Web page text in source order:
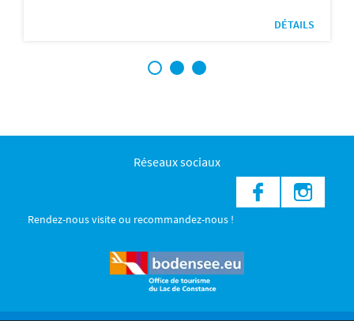
DÉTAILS
1
Réseaux sociaux
Rendez-nous visite ou recommandez-nous !